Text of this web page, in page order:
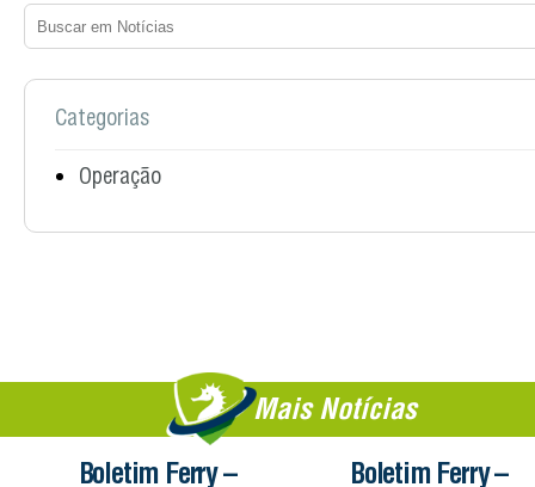
Categorias
Operação
Mais Notícias
Boletim Ferry –
Boletim Ferry –